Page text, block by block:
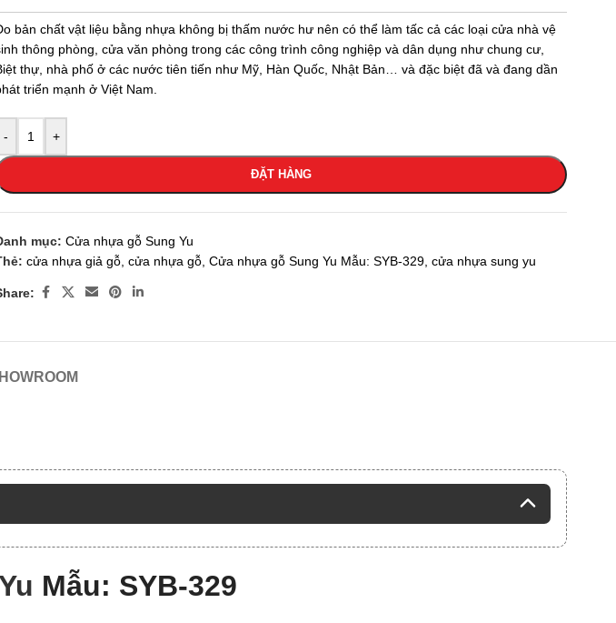
bản chất vật liệu bằng nhựa không bị thấm nước hư nên có thể làm tấc cả các loại cửa nhà vệ
thông phòng, cửa văn phòng trong các công trình công nghiệp và dân dụng như chung cư,
thự, nhà phố ở các nước tiên tiến như Mỹ, Hàn Quốc, Nhật Bản… và đặc biệt đã và đang dần
triển mạnh ở Việt Nam.
- +
ĐẶT HÀNG
mục: Cửa nhựa gỗ Sung Yu
cửa nhựa giả gỗ cửa nhựa gỗ Cửa nhựa gỗ Sung Yu Mẫu: SYB-329 cửa nhựa sung yu
Mẫu: SYB-329